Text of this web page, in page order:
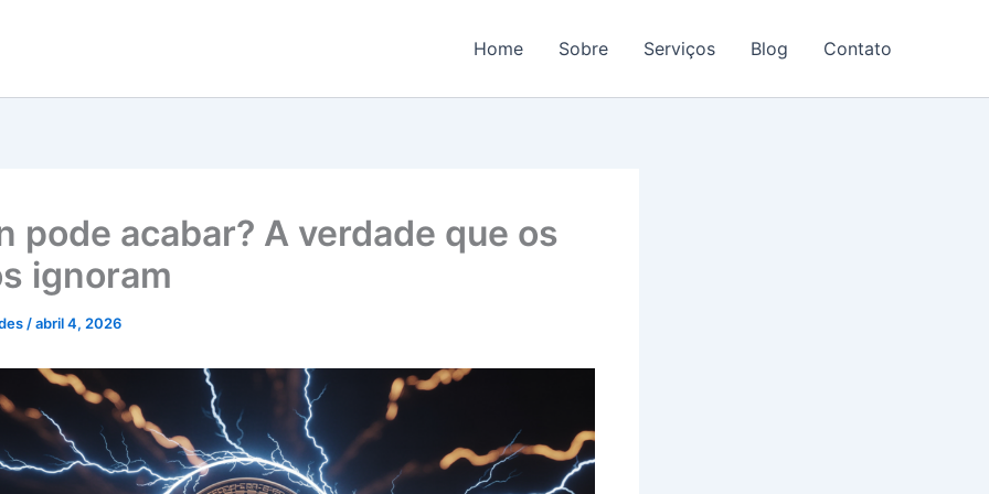
Home Sobre Serviços Blog Contato
pode acabar? A verdade que os
ignoram
/abril 4, 2026